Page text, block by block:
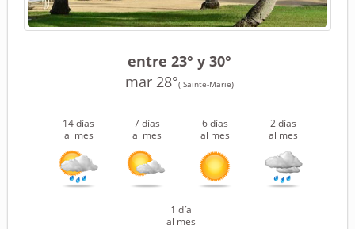
entre 23° y 30°
mar 28°( Sainte-Marie)
14 días
al mes
7 días
al mes
6 días
al mes
2 días
al mes
1 día
al mes